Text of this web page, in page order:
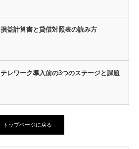
損益計算書と貸借対照表の読み方
テレワーク導入前の3つのステージと課題
トップページに戻る